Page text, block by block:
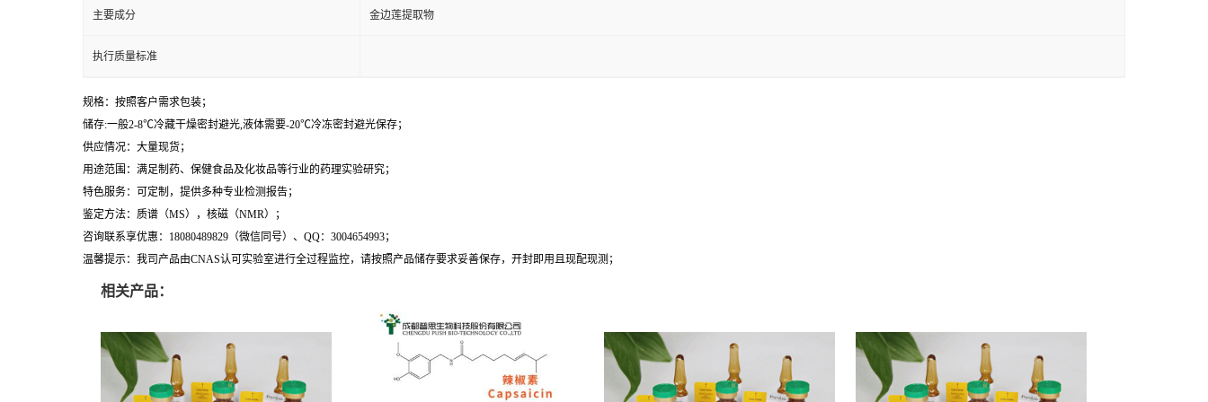
主要成分 金边莲提取物
执行质量标准
规格：按照客户需求包装；
储存:一般2-8℃冷藏干燥密封避光,液体需要-20℃冷冻密封避光保存；
供应情况：大量现货；
用途范围：满足制药、保健食品及化妆品等行业的药理实验研究；
特色服务：可定制，提供多种专业检测报告；
鉴定方法：质谱（MS），核磁（NMR）；
咨询联系享优惠：18080489829（微信同号）、QQ：3004654993；
温馨提示：我司产品由CNAS认可实验室进行全过程监控，请按照产品储存要求妥善保存，开封即用且现配现测；
相关产品：